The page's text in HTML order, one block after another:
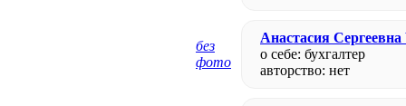
без
фото
Анастасия
о себе: бухгалтер
авторство: нет